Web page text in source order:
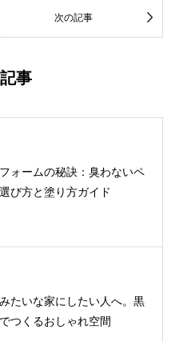
次の記事 
事
ォームの秘訣：臭わないペ
び方と塗り方ガイド
たいな家にしたい人へ。黒
つくるおしゃれ空間